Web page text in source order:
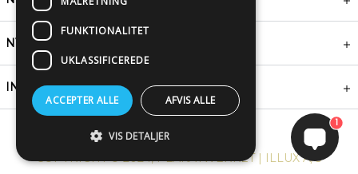
NYTTIGE LINKS
INSPIRATION
COPYRIGHT © 2024, PLAKATWERKET | ILLUX A/S
1
FUNKTIONALITET
UKLASSIFICEREDE
ACCEPTER ALLE AFVIS ALLE
VIS DETALJER